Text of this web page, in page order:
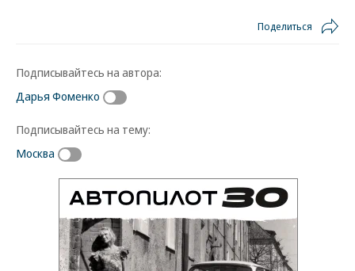
Поделиться
Подписывайтесь на автора:
Дарья Фоменко
Подписывайтесь на тему:
Москва